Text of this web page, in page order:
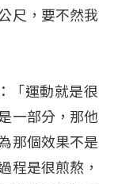
尺，要不然我
「運動就是很
一部分，那他
那個效果不是
程是很煎熬，